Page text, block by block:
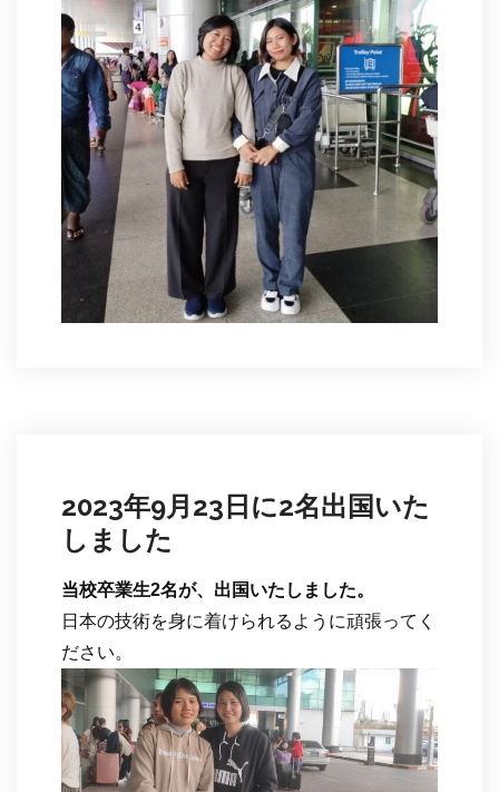
2023年9月23日に2名出国いた
しました
当校卒業生2名が、出国いたしました。
日本の技術を身に着けられるように頑張ってく
ださい。